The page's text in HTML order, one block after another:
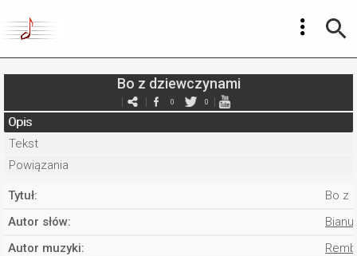
Bo z dziewczynami
0 0
Opis
Tekst
Powiązania
Tytuł:
Bo z
Autor słów:
Autor muzyki: